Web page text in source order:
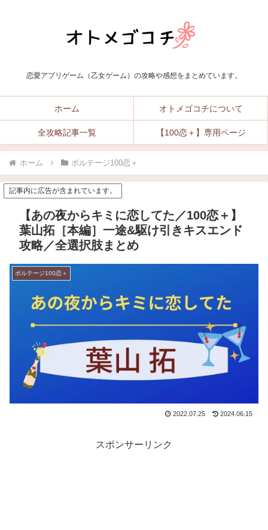
恋愛アプリゲーム（乙女ゲーム）の攻略や感想をまとめています。
ホーム オトメゴコチについて
全攻略記事一覧 【100恋＋】専用ページ
ホーム ボルテージ100恋＋
記事内に広告が含まれています。
【あの夜からキミに恋してた／100恋＋】
葉山拓［本編］一途&駆け引きキスエンド
攻略／全選択肢まとめ
ボルテージ100恋＋
2022.07.25 2024.06.15
スポンサーリンク